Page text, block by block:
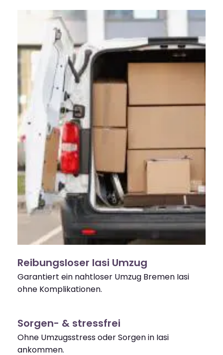
Reibungsloser Iasi Umzug
Garantiert ein nahtloser Umzug Bremen Iasi
ohne Komplikationen.
Sorgen- & stressfrei
Ohne Umzugsstress oder Sorgen in Iasi
ankommen.